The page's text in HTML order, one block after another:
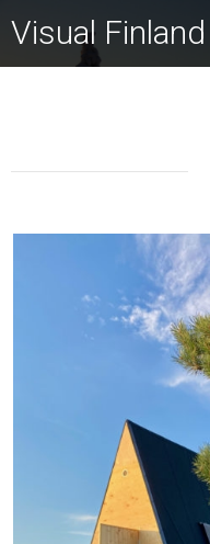
Visual Finland